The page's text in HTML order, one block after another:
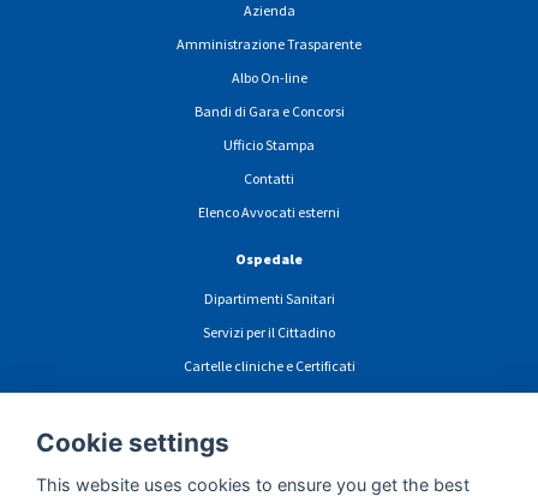
Azienda
Amministrazione Trasparente
Albo On-line
Bandi di Gara e Concorsi
Ufficio Stampa
Contatti
Elenco Avvocati esterni
Ospedale
Dipartimenti Sanitari
Servizi per il Cittadino
Cartelle cliniche e Certificati
Cookie settings
This website uses cookies to ensure you get the best